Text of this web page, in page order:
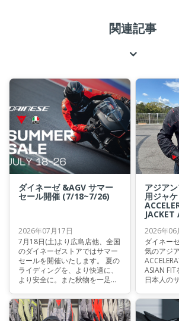
関連記事
ダイネーゼ &AGV サマー
セール開催 (7/18~7/26)
2026年07月17日
7月18日(土)より広島店他、全国
のダイネーゼストアではサマー
セールを開催いたします。 夏の
ライディングを、より快適に、
より安全に。また秋物を一足先
ャケットやグローブ、真夏のツ
ーリングを支えるプロテクタ
ー、そしてAGVヘルメットま
アジア
用ジャ
JACKET
2026年06
ダイネー
気のアジ
ASIAN FIT
日本人の
快適にラ
いため、
高速走行